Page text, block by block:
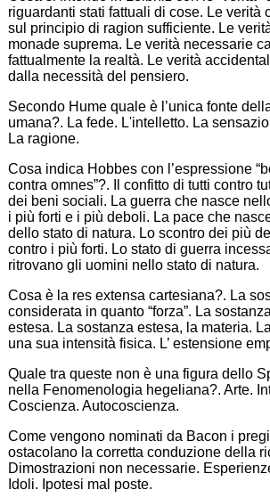
riguardanti stati fattuali di cose. Le verità
sul principio di ragion sufficiente. Le
monade suprema. Le verità necessarie
fattualmente la realtà. Le verità
dalla necessità del pensiero.
Secondo Hume quale è l’unica fonte
umana?. La fede. L'intelletto. La
La ragione.
Cosa indica Hobbes con l’espressione
contra omnes”?. Il confitto di tutti contro
dei beni sociali. La guerra che nasce
i più forti e i più deboli. La pace che
dello stato di natura. Lo scontro dei più
contro i più forti. Lo stato di guerra
ritrovano gli uomini nello stato di natura.
Cosa è la res extensa cartesiana?. La
considerata in quanto “forza”. La
estesa. La sostanza estesa, la materia.
una sua intensità fisica. L’ estensione
Quale tra queste non è una figura dello
nella Fenomenologia hegeliana?. Arte.
Coscienza. Autocoscienza.
Come vengono nominati da Bacon i
ostacolano la corretta conduzione della
Dimostrazioni non necessarie.
Idoli. Ipotesi mal poste.